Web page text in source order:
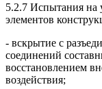
5.2.7 Испытания на
элементов
- вскрытие с
соединений
восстановлением
воздействия;